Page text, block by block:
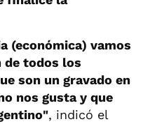
(económica) vamos
de todos los
son un gravado en
nos gusta y que
, indicó el